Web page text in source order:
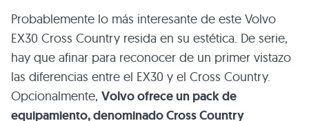
Probablemente lo más interesante de este Volvo
EX30 Cross Country resida en su estética. De serie,
hay que afinar para reconocer de un primer vistazo
las diferencias entre el EX30 y el Cross Country.
Opcionalmente, Volvo ofrece un pack de
equipamiento, denominado Cross Country